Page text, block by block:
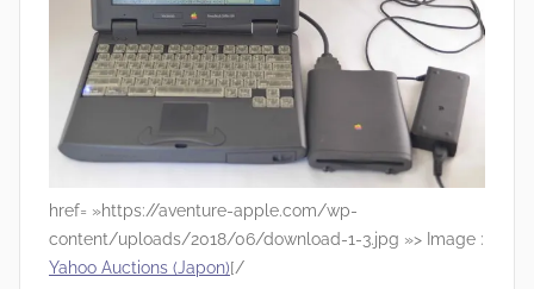
href= »https://aventure-apple.com/wp-
content/uploads/2018/06/download-1-3.jpg »> Image :
Yahoo Auctions (Japon)[/